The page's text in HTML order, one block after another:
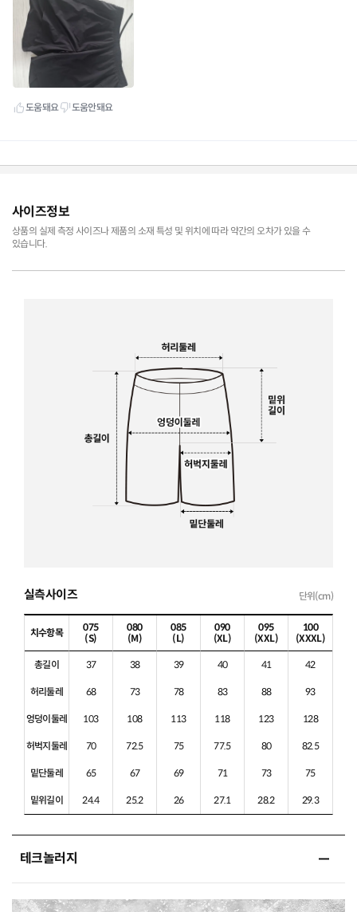
사이즈정보
상품의 실제 측정 사이즈나 제품의 소재 특성 및 위치에 따라 약간의 오차가 있을 수
있습니다.
실측사이즈 단위(cm)
치수항목
075
(S)
080
(M)
085
(L)
090
(XL)
095
(XXL)
100
(XXXL)
총길이 37 38 39 40 41 42
허리둘레 68 73 78 83 88 93
엉덩이둘레 103 108 113 118 123 128
허벅지둘레 70 72.5 75 77.5 80 82.5
밑단둘레 65 67 69 71 73 75
밑위길이 24.4 25.2 26 27.1 28.2 29.3
테크놀러지